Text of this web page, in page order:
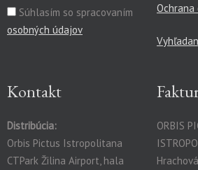
Súhlasím so spracovaním
osobných údajov
Ochrana
Kontakt
Distribúcia:
Orbis Pictus Istropolitana
CTPark Žilina Airport, hala
ORBIS